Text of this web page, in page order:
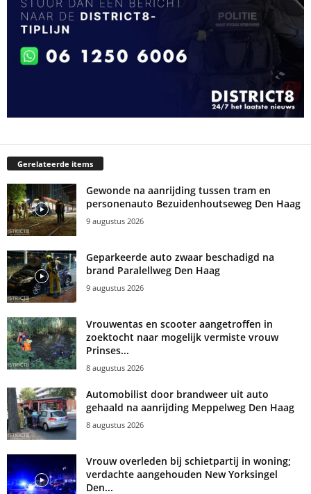
Gerelateerde items
Gewonde na aanrijding tussen tram en
personenauto Bezuidenhoutseweg Den Haag
9 augustus 2026
Geparkeerde auto zwaar beschadigd na
brand Paralellweg Den Haag
9 augustus 2026
Vrouwentas en scooter aangetroffen in
zoektocht naar mogelijk vermiste vrouw
Prinses...
8 augustus 2026
Automobilist door brandweer uit auto
gehaald na aanrijding Meppelweg Den Haag
8 augustus 2026
Vrouw overleden bij schietpartij in woning;
verdachte aangehouden New Yorksingel
Den...